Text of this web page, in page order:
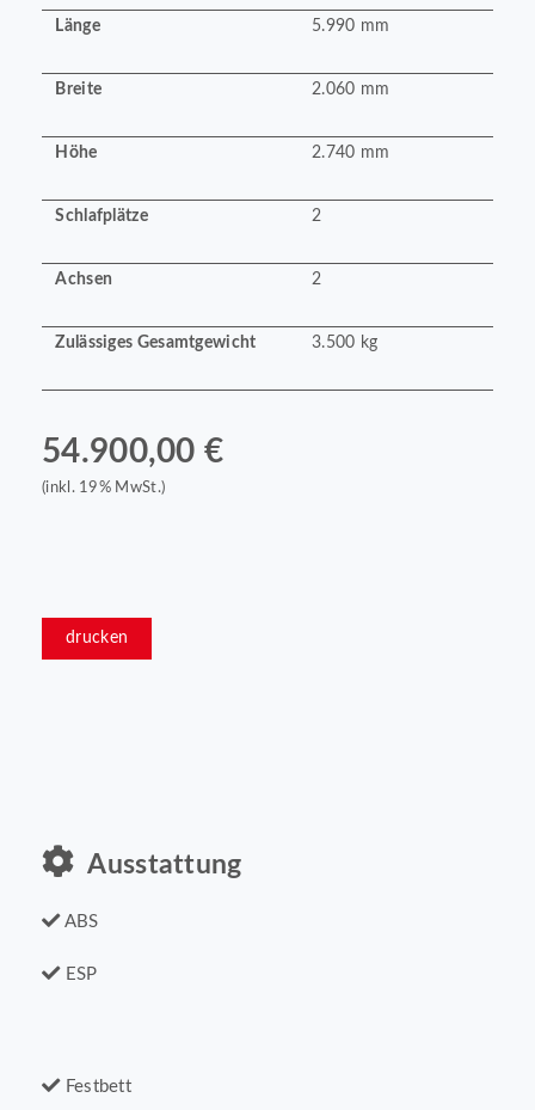
Länge 5.990 mm
Breite 2.060 mm
Höhe 2.740 mm
Schlafplätze 2
Achsen 2
Zulässiges Gesamtgewicht 3.500 kg
54.900,00 €
(inkl. 19% MwSt.)
drucken
Ausstattung
ABS
ESP
Festbett